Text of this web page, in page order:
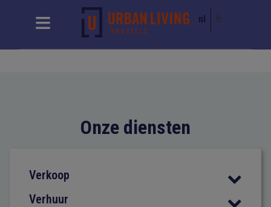
nl fr
Onze diensten
Verkoop
Verhuur